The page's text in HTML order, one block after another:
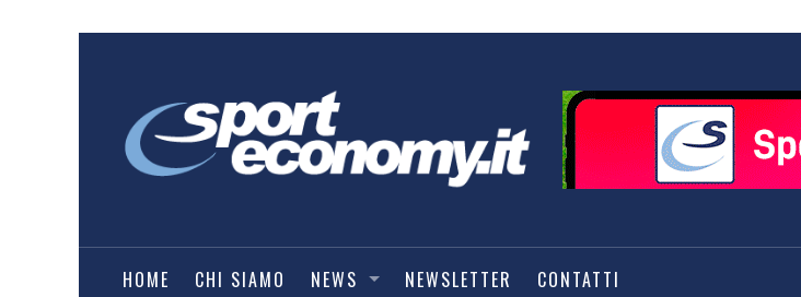
HOME CHI SIAMO NEWS NEWSLETTER CONTATTI